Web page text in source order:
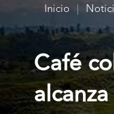
Inicio |
Café